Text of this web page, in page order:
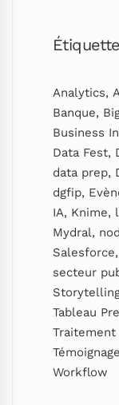
Analytics,
Banque,
Business
Data Fest,
data prep,
dgfip,
IA, Knime,
Mydral,
Salesforce,
secteur
Tableau
Traitement
Workflow